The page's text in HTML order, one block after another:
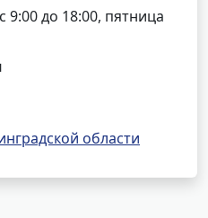
9:00 до 18:00, пятница
области